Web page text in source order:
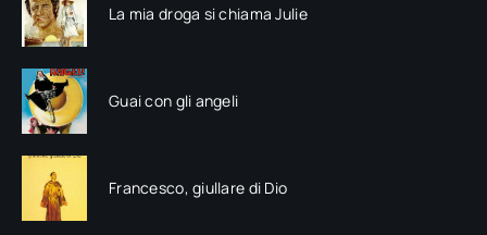
La mia droga si chiama Julie
Guai con gli angeli
Francesco, giullare di Dio